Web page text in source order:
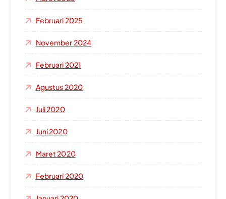
Februari 2025
November 2024
Februari 2021
Agustus 2020
Juli 2020
Juni 2020
Maret 2020
Februari 2020